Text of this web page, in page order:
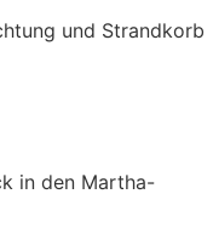
und Strandkorb
in den Martha-